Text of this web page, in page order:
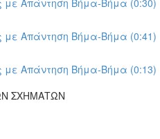
με Απάντηση Βήμα-Βήμα (0:41)
με Απάντηση Βήμα-Βήμα (0:13)
ΣΧΗΜΑΤΩΝ